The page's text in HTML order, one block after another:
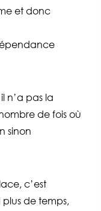
et donc
n’a pas la
de fois où
sinon
c’est
de temps,